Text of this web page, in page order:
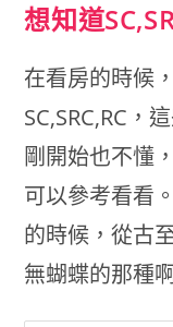
想知道
在看房的時候
SC,SRC,RC，
剛開始也不懂
可以參考看看
的時候，從古
無蝴蝶的那種